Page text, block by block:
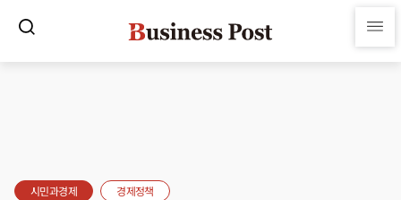
시민과경제 경제정책